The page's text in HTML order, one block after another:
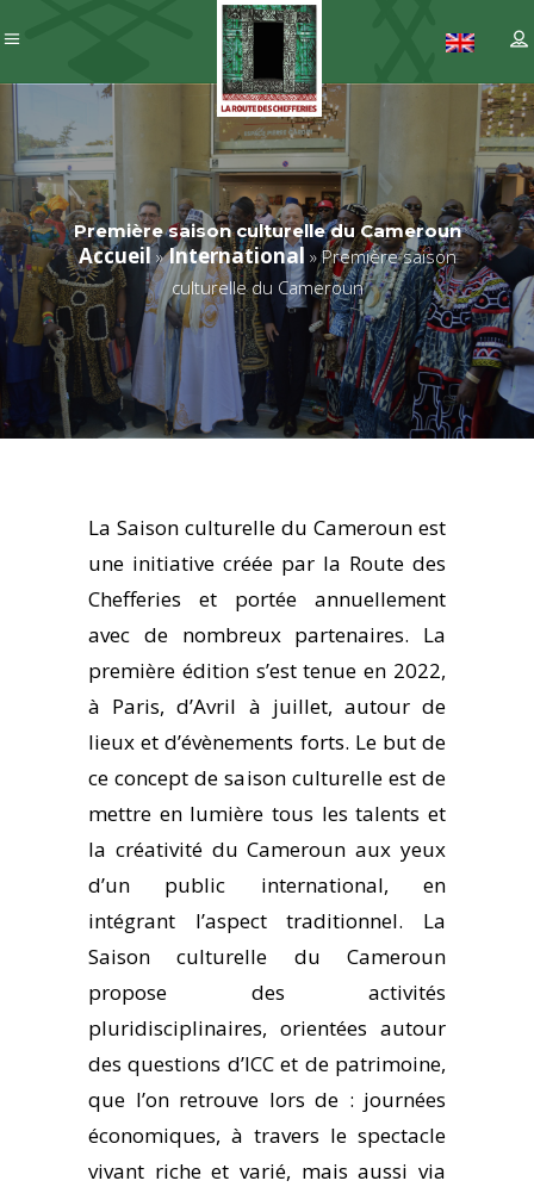
Première saison culturelle du Cameroun
Accueil»International »Première saison
culturelle du Cameroun
La Saison culturelle du Cameroun est
une initiative créée par la Route des
Chefferies et portée annuellement
avec de nombreux partenaires. La
première édition s’est tenue en 2022,
à Paris, d’Avril à juillet, autour de
lieux et d’évènements forts. Le but de
ce concept de saison culturelle est de
mettre en lumière tous les talents et
la créativité du Cameroun aux yeux
d’un public international, en
intégrant l’aspect traditionnel. La
Saison culturelle du Cameroun
propose des activités
pluridisciplinaires, orientées autour
des questions d’ICC et de patrimoine,
que l’on retrouve lors de : journées
économiques, à travers le spectacle
vivant riche et varié, mais aussi via